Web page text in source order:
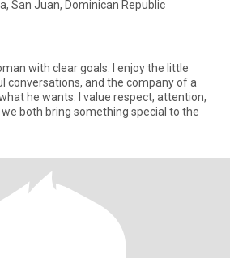
San Juan, Dominican Republic
with clear goals. I enjoy the little
conversations, and the company of a
he wants. I value respect, attention,
both bring something special to the